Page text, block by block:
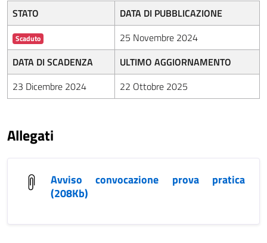
STATO DATA DI PUBBLICAZIONE
Scaduto
25 Novembre 2024
DATA DI SCADENZA
ULTIMO AGGIORNAMENTO
23 Dicembre 2024
22 Ottobre 2025
Allegati
Avviso convocazione prova pratica
(208Kb)